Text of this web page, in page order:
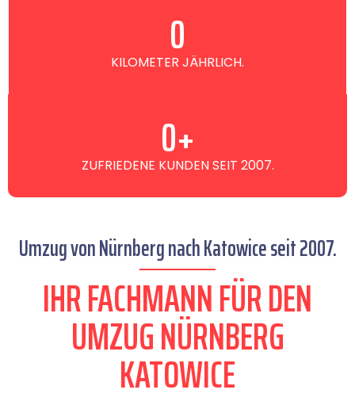
KILOMETER JÄHRLICH.
0
ZUFRIEDENE KUNDEN SEIT 2007.
0+
Umzug von Nürnberg nach Katowice seit 2007.
IHR FACHMANN FÜR DEN
UMZUG NÜRNBERG
KATOWICE